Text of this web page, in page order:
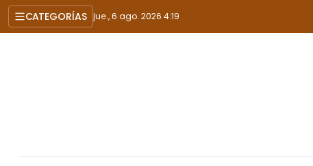
CATEGORÍAS jue., 6 ago. 2026 4:19